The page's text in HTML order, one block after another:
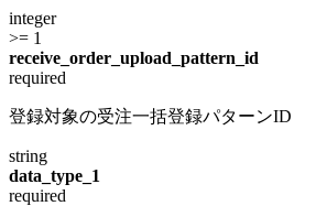
integer
>= 1
receive_order_upload_pattern_id
required
登録対象の受注一括登録パターンID
string
data_type_1
required